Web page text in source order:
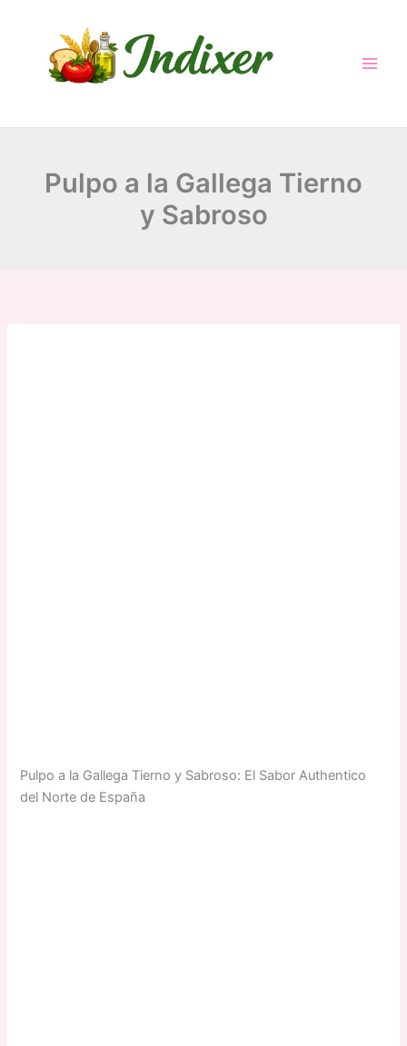
Pulpo a la Gallega Tierno
y Sabroso
Pulpo a la Gallega Tierno y Sabroso: El Sabor Authentico
del Norte de España